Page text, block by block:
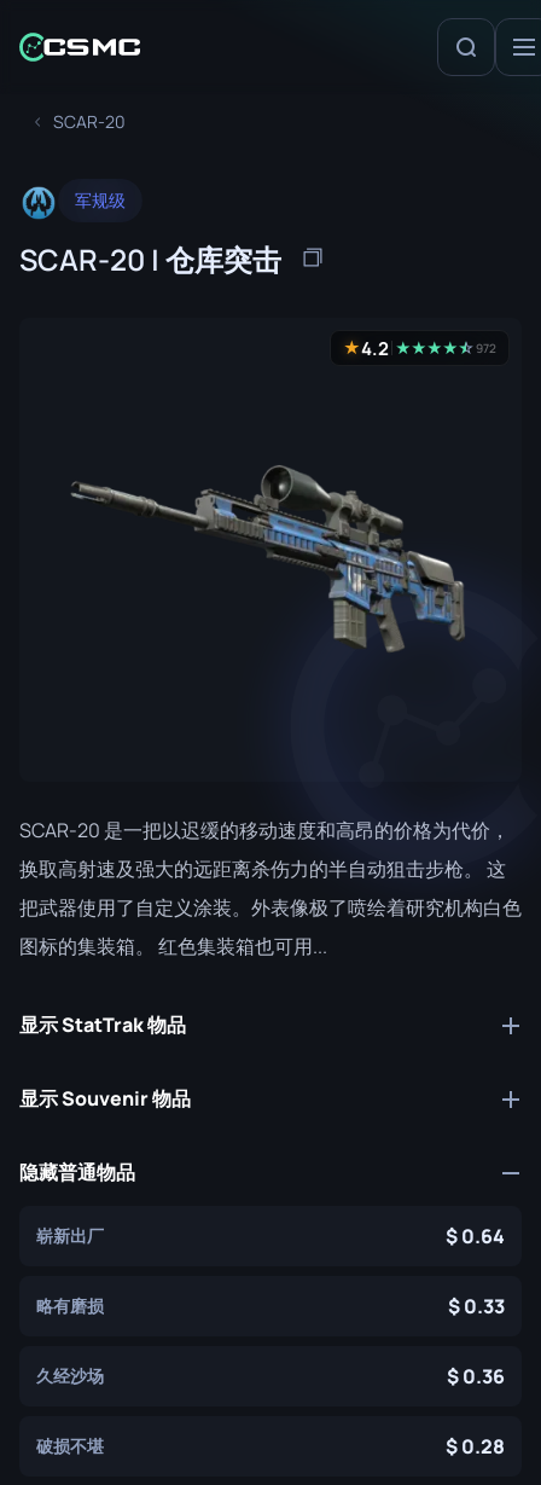
SCAR-20
军规级
SCAR-20 | 仓库突击
★4.2 ★★★★★
☆972
SCAR-20 是一把以迟缓的移动速度和高昂的价格为代价，
换取高射速及强大的远距离杀伤力的半自动狙击步枪。 这
把武器使用了自定义涂装。外表像极了喷绘着研究机构白色
图标的集装箱。 红色集装箱也可用...
显示 StatTrak 物品
显示 Souvenir 物品
隐藏普通物品
崭新出厂 0.64
略有磨损 0.33
久经沙场 0.36
破损不堪 0.28